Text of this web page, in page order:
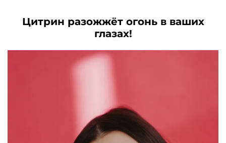
Цитрин разожжёт огонь в ваших
глазах!